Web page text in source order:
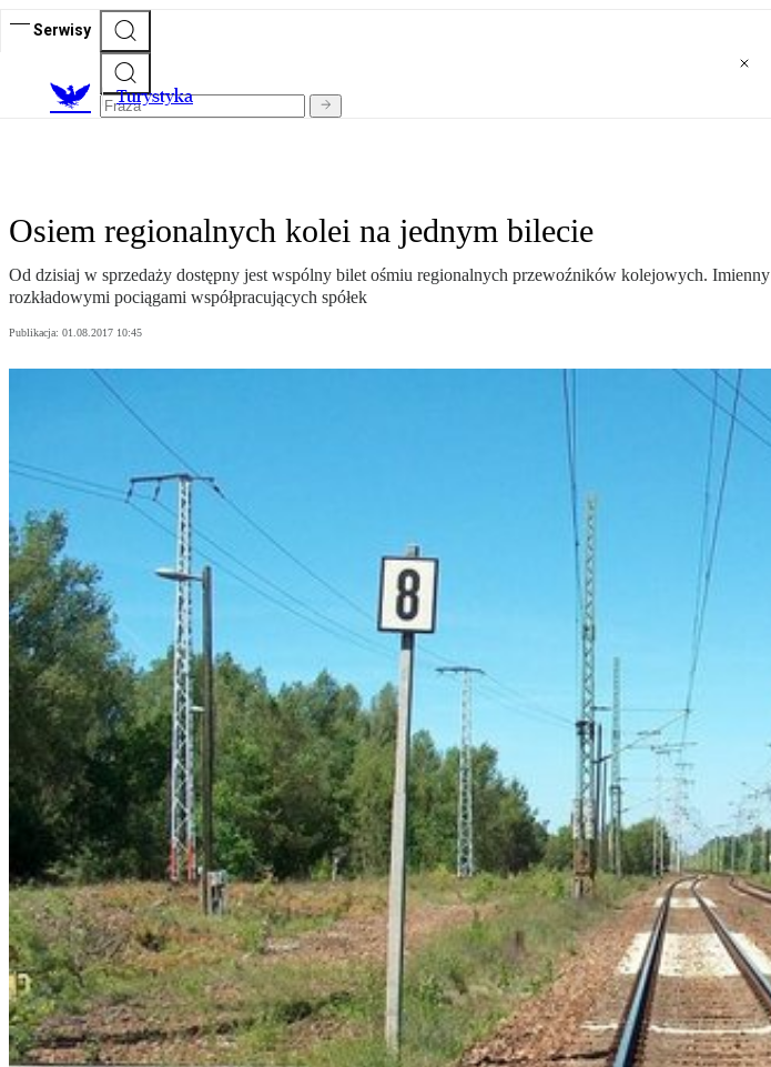
Serwisy
Turystyka
Osiem regionalnych kolei na jednym bilecie
Od dzisiaj w sprzedaży dostępny jest wspólny bilet ośmiu regionalnych przewoźników kolejowych.
rozkładowymi pociągami współpracujących spółek
Publikacja: 01.08.2017 10:45